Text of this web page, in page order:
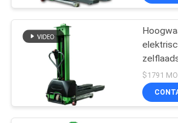
Document
700 kg
$1791